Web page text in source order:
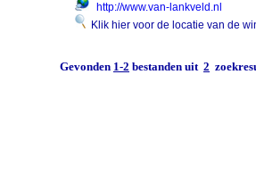
http://www.van-lankveld.nl
Klik hier voor de locatie van de
Gevonden 1-2 bestanden uit 2